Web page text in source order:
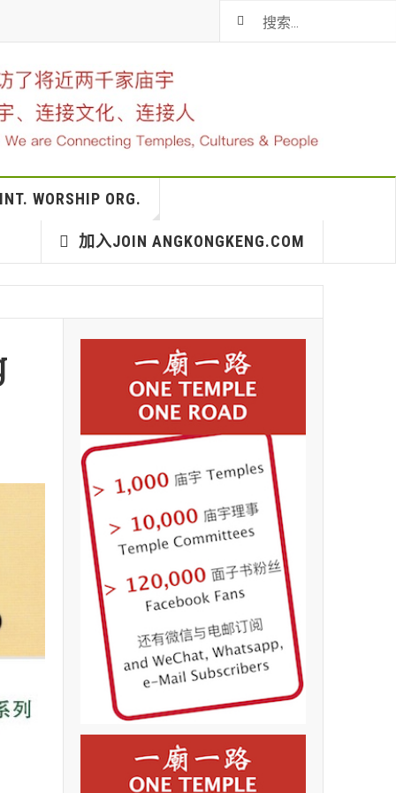
WORSHIP ORG.
加入JOIN ANGKONGKENG.COM